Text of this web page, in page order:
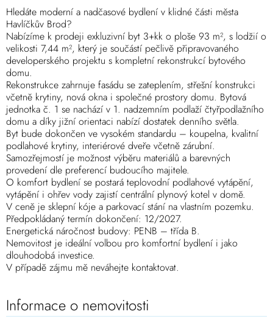
Hledáte moderní a nadčasové bydlení v klidné části města
Havlíčkův Brod?
Nabízíme k prodeji exkluzivní byt 3+kk o ploše 93 m², s lodžií o
velikosti 7,44 m², který je součástí pečlivě připravovaného
developerského projektu s kompletní rekonstrukcí bytového
domu.
Rekonstrukce zahrnuje fasádu se zateplením, střešní konstrukci
včetně krytiny, nová okna i společné prostory domu. Bytová
jednotka č. 1 se nachází v 1. nadzemním podlaží čtyřpodlažního
domu a díky jižní orientaci nabízí dostatek denního světla.
Byt bude dokončen ve vysokém standardu – koupelna, kvalitní
podlahové krytiny, interiérové dveře včetně zárubní.
Samozřejmostí je možnost výběru materiálů a barevných
provedení dle preferencí budoucího majitele.
O komfort bydlení se postará teplovodní podlahové vytápění,
vytápění i ohřev vody zajistí centrální plynový kotel v domě.
V ceně je sklepní kóje a parkovací stání na vlastním pozemku.
Předpokládaný termín dokončení: 12/2027.
Energetická náročnost budovy: PENB – třída B.
Nemovitost je ideální volbou pro komfortní bydlení i jako
dlouhodobá investice.
V případě zájmu mě neváhejte kontaktovat.
Informace o nemovitosti